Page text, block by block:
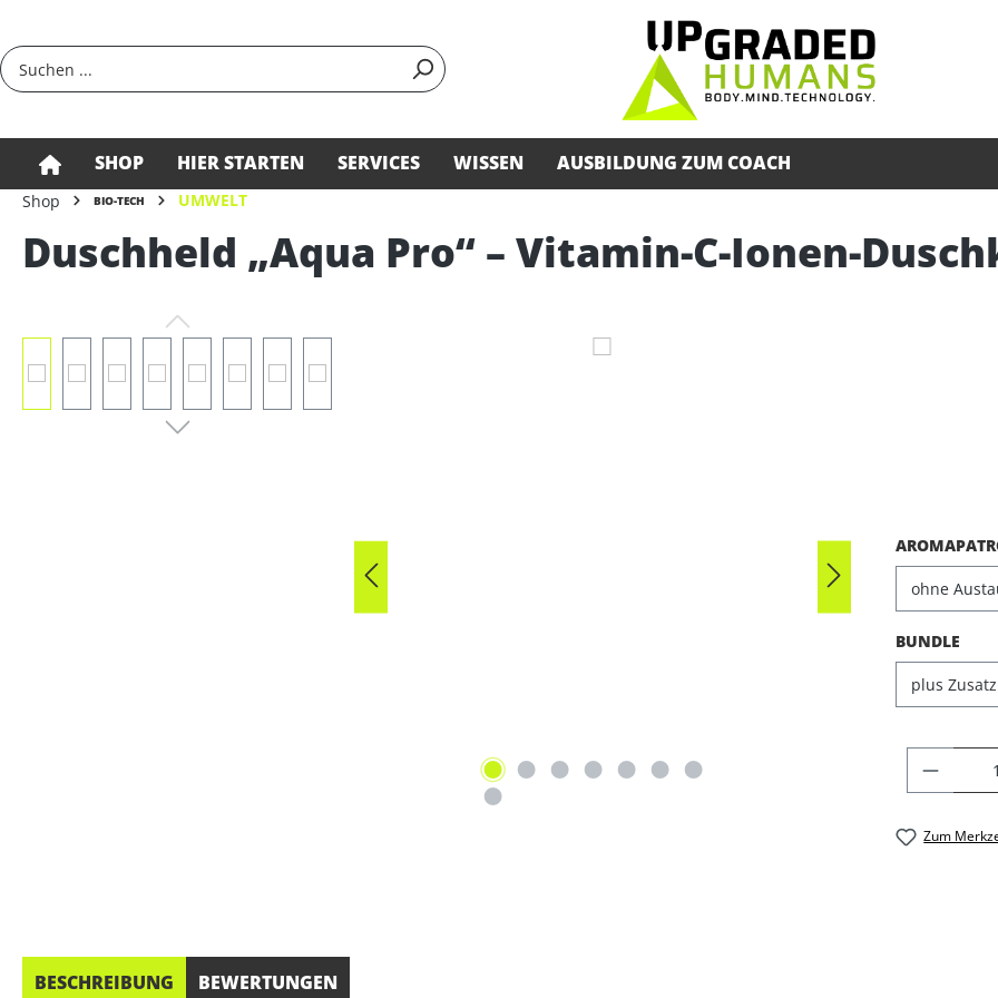
SHOP HIER STARTEN SERVICES WISSEN AUSBILDUNG ZUM COACH
Shop BIO-TECH UMWELT
Duschheld „Aqua Pro“ – Vitamin-C-Ionen-
BUNDLE
Zum
BESCHREIBUNG BEWERTUNGEN